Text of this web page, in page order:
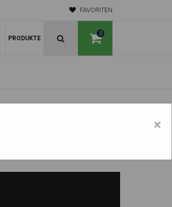
FAVORITEN
0
PRODUKTE
×